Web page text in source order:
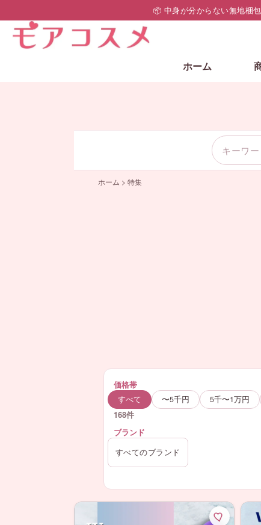
ホーム
ホーム > 特集
価格帯
すべて 〜5千円 5千〜1万円
168件
ブランド
📦 中身が分からない無地梱